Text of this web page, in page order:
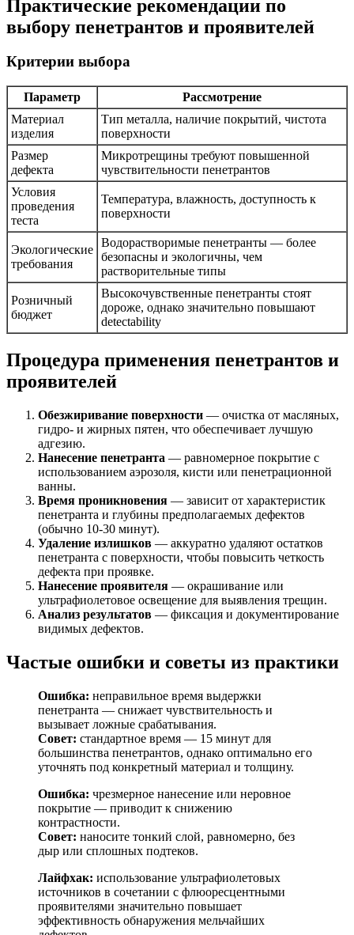
Практические рекомендации по
выбору пенетрантов и проявителей
Критерии выбора
Параметр
Рассмотрение
Материал
изделия
Тип металла, наличие покрытий, чистота
поверхности
Размер
дефекта
Микротрещины требуют повышенной
чувствительности пенетрантов
Условия
проведения
теста
Температура, влажность, доступность к
поверхности
Экологические
требования
Водорастворимые пенетранты — более
безопасны и экологичны, чем
растворительные типы
Розничный
бюджет
Высокочувственные пенетранты стоят
дороже, однако значительно повышают
detectability
Процедура применения пенетрантов и
проявителей
Обезжиривание поверхности — очистка от масляных,
гидро- и жирных пятен, что обеспечивает лучшую
адгезию.
Нанесение пенетранта — равномерное покрытие с
использованием аэрозоля, кисти или пенетрационной
ванны.
Время проникновения — зависит от характеристик
пенетранта и глубины предполагаемых дефектов
(обычно 10-30 минут).
Удаление излишков — аккуратно удаляют остатков
пенетранта с поверхности, чтобы повысить четкость
дефекта при проявке.
Нанесение проявителя — окрашивание или
ультрафиолетовое освещение для выявления трещин.
Анализ результатов — фиксация и документирование
видимых дефектов.
Частые ошибки и советы из практики
Ошибка: неправильное время выдержки
пенетранта — снижает чувствительность и
вызывает ложные срабатывания.
Совет: стандартное время — 15 минут для
большинства пенетрантов, однако оптимально его
уточнять под конкретный материал и толщину.
Ошибка: чрезмерное нанесение или неровное
покрытие — приводит к снижению
контрастности.
Совет: наносите тонкий слой, равномерно, без
дыр или сплошных подтеков.
Лайфхак: использование ультрафиолетовых
источников в сочетании с флюоресцентными
проявителями значительно повышает
эффективность обнаружения мельчайших